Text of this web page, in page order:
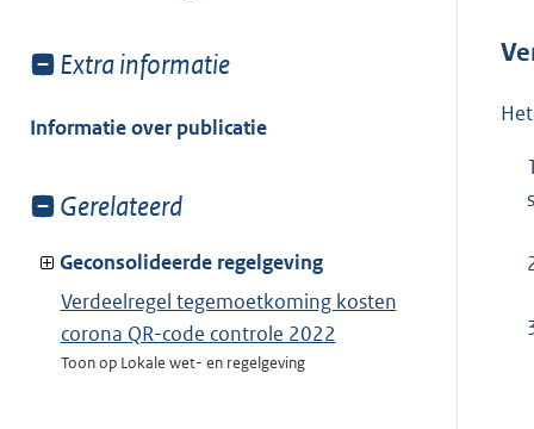
Toon
van:
Extra informatie
Informatie over publicatie
Toon
van:
Gerelateerd
Geconsolideerde regelgeving
Verdeelregel tegemoetkoming kosten
corona QR-code controle 2022
Toon op Lokale wet- en regelgeving